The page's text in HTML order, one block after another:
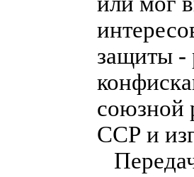
защиты -
союзной
ССР и